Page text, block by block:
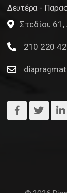
Δευτέρα -
Σταδίου
210 220